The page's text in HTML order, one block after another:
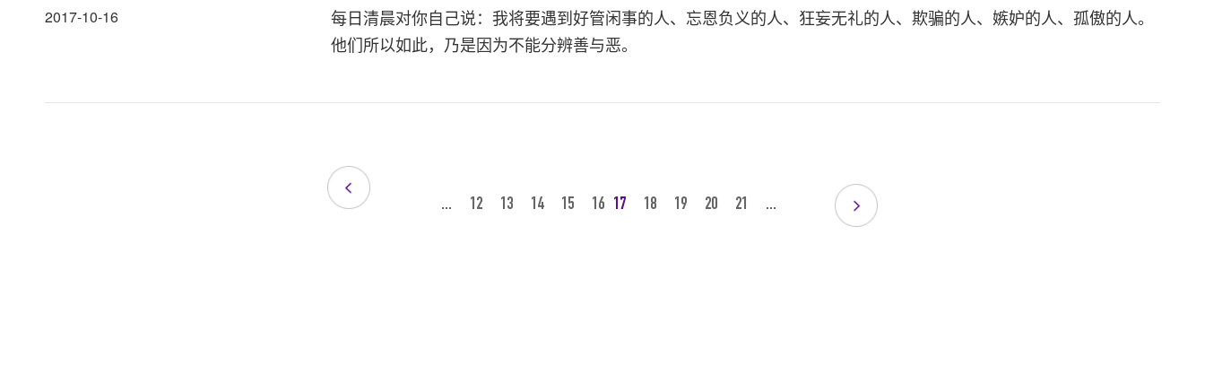
2017-10-16
每日清晨对你自己说：我将要遇到好管闲事的人、忘恩负义的人、狂妄无礼的人、欺骗的人、嫉妒的人、孤傲的人。
他们所以如此，乃是因为不能分辨善与恶。
... 12 13 14 15 16 17 18 19 20 21 ...